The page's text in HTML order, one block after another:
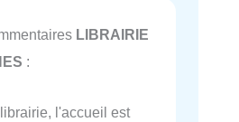
LIBRAIRIE
:
l'accueil est